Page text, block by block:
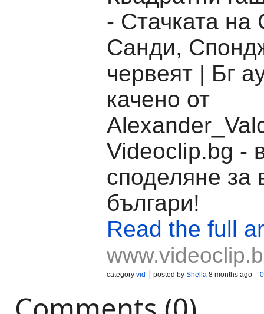
- Стачката на
Санди,
червеят | Бг
качено от
Videoclip.bg -
споделяне за
българи!
Read the full
category vid posted by Shella 8 months ago